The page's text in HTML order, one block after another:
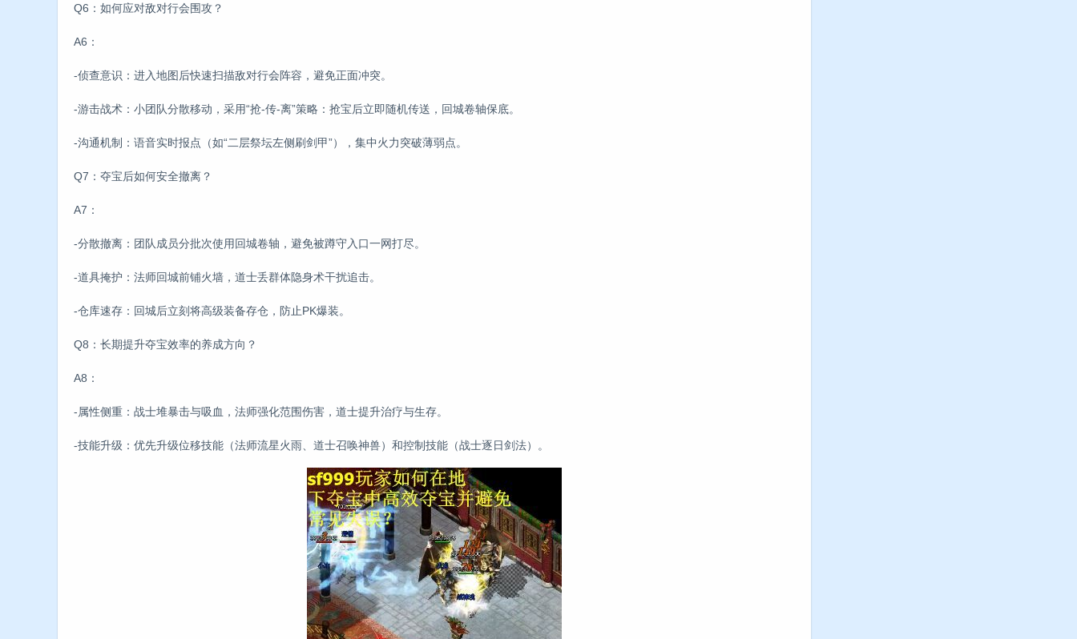
Q6：如何应对敌对行会围攻？
A6：
-侦查意识：进入地图后快速扫描敌对行会阵容，避免正面冲突。
-游击战术：小团队分散移动，采用“抢-传-离”策略：抢宝后立即随机传送，回城卷轴保底。
-沟通机制：语音实时报点（如“二层祭坛左侧刷剑甲”），集中火力突破薄弱点。
Q7：夺宝后如何安全撤离？
A7：
-分散撤离：团队成员分批次使用回城卷轴，避免被蹲守入口一网打尽。
-道具掩护：法师回城前铺火墙，道士丢群体隐身术干扰追击。
-仓库速存：回城后立刻将高级装备存仓，防止PK爆装。
Q8：长期提升夺宝效率的养成方向？
A8：
-属性侧重：战士堆暴击与吸血，法师强化范围伤害，道士提升治疗与生存。
-技能升级：优先升级位移技能（法师流星火雨、道士召唤神兽）和控制技能（战士逐日剑法）。